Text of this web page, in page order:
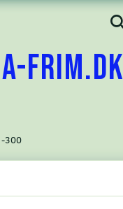
A-FRIM.DK
300